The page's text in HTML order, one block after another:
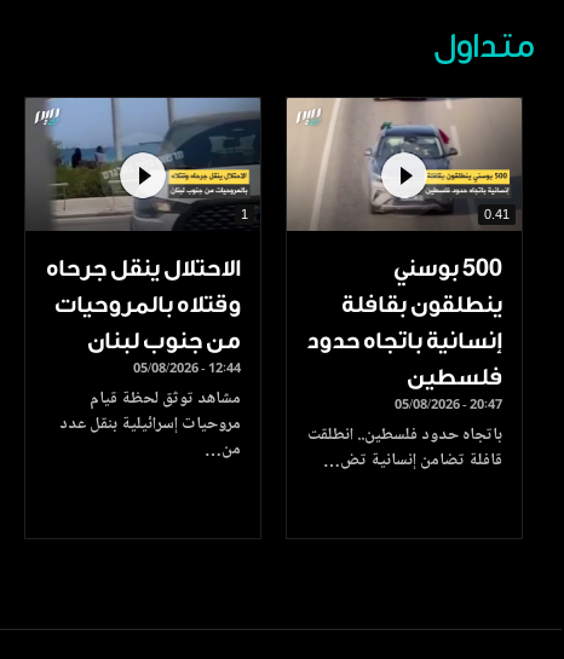
متداول
0.41
500 بوسني
ينطلقون بقافلة
إنسانية باتجاه حدود
فلسطين
05/08/2026 - 20:47
باتجاه حدود فلسطين.. انطلقت
قافلة تضامن إنسانية تض…
1
الاحتلال ينقل جرحاه
وقتلاه بالمروحيات
من جنوب لبنان
05/08/2026 - 12:44
مشاهد توثق لحظة قيام
مروحيات إسرائيلية بنقل عدد
من…